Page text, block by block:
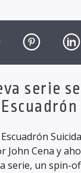
serie
John Cena y
serie, un spin-